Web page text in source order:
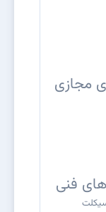
مجازی
فنی